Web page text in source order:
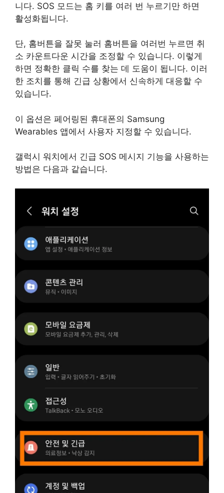
니다. SOS 모드는 홈 키를 여러 번 누르기만 하면
활성화됩니다.
단, 홈버튼을 잘못 눌러 홈버튼을 여러번 누르면 취
소 카운트다운 시간을 조정할 수 있습니다. 이렇게
하면 정확한 클릭 수를 찾는 데 도움이 됩니다. 이러
한 조치를 통해 긴급 상황에서 신속하게 대응할 수
있습니다.
이 옵션은 페어링된 휴대폰의 Samsung
Wearables 앱에서 사용자 지정할 수 있습니다.
갤럭시 워치에서 긴급 SOS 메시지 기능을 사용하는
방법은 다음과 같습니다.